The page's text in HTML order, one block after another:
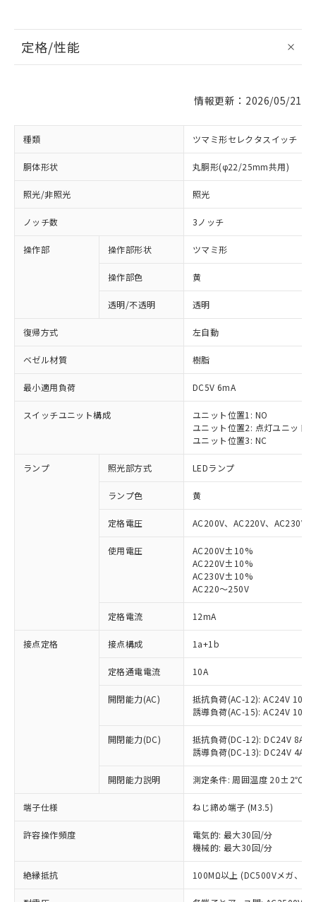
定格/性能
情報更新：2026/05/21
種類 ツマミ形セレクタスイッチ
胴体形状 丸胴形(φ22/25mm共用)
照光/非照光 照光
ノッチ数 3ノッチ
操作部 操作部形状 ツマミ形
操作部色 黄
透明/不透明 透明
復帰方式 左自動
ベゼル材質 樹脂
最小適用負荷 DC5V 6mA
スイッチユニット構成
ユニット位置1: NO
ユニット位置2: 点灯ユニット
ユニット位置3: NC
ランプ 照光部方式 LEDランプ
ランプ色 黄
定格電圧 AC200V、AC220V、AC230V
使用電圧
AC200V±10%
AC220V±10%
AC230V±10%
AC220～250V
定格電流 12mA
接点定格 接点構成 1a+1b
定格通電電流 10A
開閉能力(AC)
抵抗負荷(AC-12): AC24V 10A/
誘導負荷(AC-15): AC24V
開閉能力(DC)
抵抗負荷(DC-12): DC24V 8A/
誘導負荷(DC-13): DC24V 4A/
開閉能力説明 測定条件: 周囲温度 20±2℃、
端子仕様 ねじ締め端子 (M3.5)
許容操作頻度
電気的: 最大30回/分
機械的: 最大30回/分
絶縁抵抗 100MΩ以上 (DC500Vメガ、点
ご利用条件
以下の条件をお読みいただき、同意のうえ
ご利用ください。
本サービスは、当社制御機器事業取扱
商品の当社在庫状況および標準価格
(税抜)を提供させていただくもので
当社制御機器事業取扱商品の中には、
本サービスの対象外となる商品もある
※1 対応状況
対応済み：EU RoHS指令（10物質）の
非含有に対応した製品が提供可能な商品で
対応予定：EU RoHS指令（10物質）の非含
有に対応した製品に切り替える予定のある
対応予定なし：EU RoHS指令（10物質）の
非含有に非対応の商品で、対応品を出す予
調査・確認中：EU RoHS指令（10物質）の
非含有の対応状況を調査中または確認中の
商品です。
非該当品：ライセンス料など無形物で、有
害物質有無と関係のない商品です。
仕入先様の事情により、非含有部品として
いたものが、含有品と判明した場合などや
「○」：最大均質材料含有率が中国RoHSの
基準値以下であることを示します。
「×」：最大均質材料含有率が中国RoHSの
基準値を超えていることを示します。
当社は、これら貴社製品のうち、外国